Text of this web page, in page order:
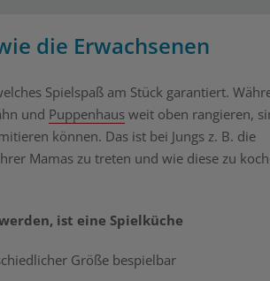
die Erwachsenen
Spielspaß am Stück garantiert.
und Puppenhausweit oben rangieren,
können. Das ist bei Jungs z. B. die
Mamas zu treten und wie diese zu
ist eine Spielküche
Größe bespielbar